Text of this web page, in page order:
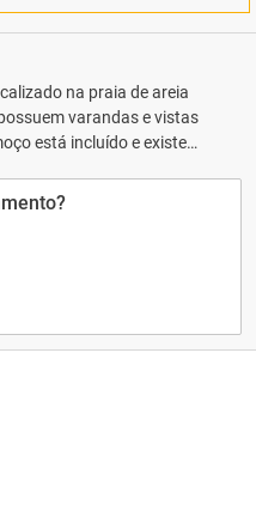
na praia de areia
varandas e vistas
está incluído e existe
engloba uma área de
temático. Os hóspedes
fitness e de 3 salas de
um restaurante com